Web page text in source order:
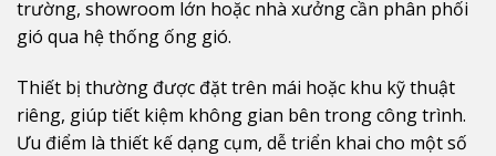
trường, showroom lớn hoặc nhà xưởng cần phân phối
gió qua hệ thống ống gió.
Thiết bị thường được đặt trên mái hoặc khu kỹ thuật
riêng, giúp tiết kiệm không gian bên trong công trình.
Ưu điểm là thiết kế dạng cụm, dễ triển khai cho một số